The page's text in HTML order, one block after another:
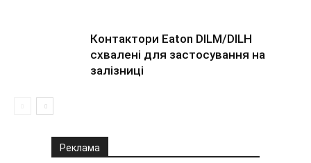
Контактори Eaton DILM/DILH
схвалені для застосування на
залізниці
Реклама